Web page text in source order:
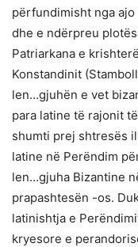
përfundimisht nga
dhe e ndërpreu
Patriarkana e
Konstandinit
len…gjuhën e vet
para latine të rajonit
shumti prej shtresës
latine në Perëndim
len…gjuha Bizantine
prapashtesën -os.
latinishtja e
kryesore e